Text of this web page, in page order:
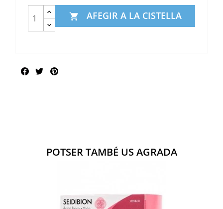
 AFEGIR A LA CISTELLA
Compartir
POTSER TAMBÉ US AGRADA